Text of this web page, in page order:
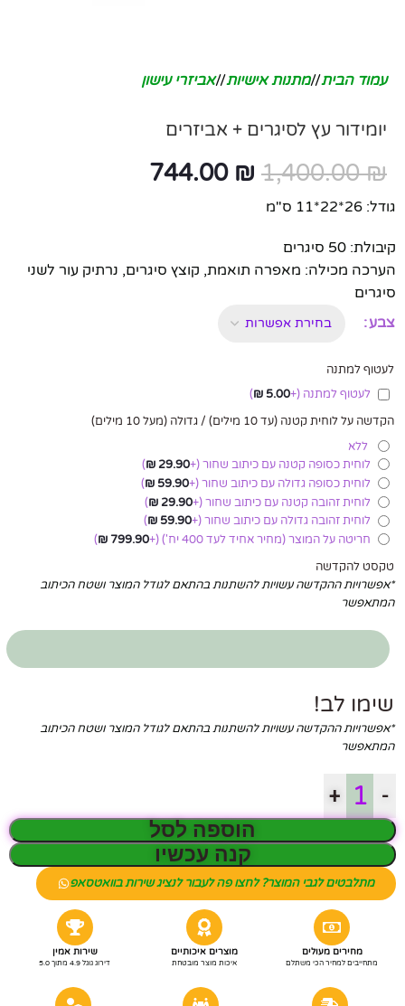
עמוד הבית/ מתנות אישיות/ אביזרי עישון
יומידור עץ לסיגרים + אביזרים
1,400.00₪
744.00 ₪
גודל: 26*22*11 ס"מ
קיבולת: 50 סיגרים
הערכה מכילה: מאפרה תואמת, קוצץ סיגרים, נרתיק עור לשני
סיגרים
צבע
לעטוף למתנה
לעטוף למתנה (+
5.00
₪
)
הקדשה על לוחית קטנה (עד 10 מילים) / גדולה (מעל 10 מילים)
ללא
לוחית כסופה קטנה עם כיתוב שחור(+
29.90
₪
)
לוחית כסופה גדולה עם כיתוב שחור(+
59.90
₪
)
לוחית זהובה קטנה עם כיתוב שחור(+
29.90
₪
)
לוחית זהובה גדולה עם כיתוב שחור(+
59.90
₪
)
חריטה על המוצר (מחיר אחיד לעד 400 יח')
(+
799.90
₪
)
טקסט להקדשה
*אפשרויות ההקדשה עשויות להשתנות בהתאם לגודל המוצר ושטח הכיתוב
המתאפשר
שימו לב!
*אפשרויות ההקדשה עשויות להשתנות בהתאם לגודל המוצר ושטח הכיתוב
המתאפשר
-
+
הוספה לסל
קנה עכשיו
מתלבטים לגבי המוצר? לחצו פה לעבור לנציג שירות בוואטסאפ
מחירים מעולים
מתחייבים למחיר הכי משתלם
מוצרים איכותיים
איכות מוצר מובטחת
שירות אמין
דירוג גוגל 4.9 מתוך 5.0